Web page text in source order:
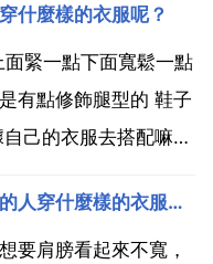
記得不要選擇高領的
子，會讓顯得更臃
什麼樣的衣服呢？
緊一點下面寬鬆一點
有點修飾腿型的 鞋子
己的衣服去搭配嘛
最好是黑色的.不管怎
穿一套衣服出來...
肩膀寬穿什麼衣服好看，肩膀寬的人穿什麼樣的衣服好看
要肩膀看起來不寬，